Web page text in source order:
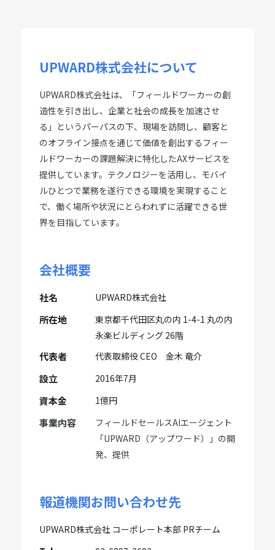
UPWARD株式会社について
UPWARD株式会社は、「フィールドワーカーの創
造性を引き出し、企業と社会の成長を加速させ
る」というパーパスの下、現場を訪問し、顧客と
のオフライン接点を通じて価値を創出するフィー
ルドワーカーの課題解決に特化したAXサービスを
提供しています。テクノロジーを活用し、モバイ
ルひとつで業務を遂行できる環境を実現すること
で、働く場所や状況にとらわれずに活躍できる世
界を目指しています。
会社概要
社名 UPWARD株式会社
所在地
東京都千代田区丸の内 1-4-1 丸の内
永楽ビルディング 26階
代表者 代表取締役 CEO 金木 竜介
設立 2016年7月
資本金 1億円
事業内容
フィールドセールスAIエージェント
「UPWARD（アップワード）」の開
発、提供
報道機関お問い合わせ先
UPWARD株式会社 コーポレート本部 PRチーム